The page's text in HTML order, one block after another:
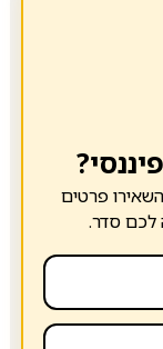
פרטים
לכם סדר.